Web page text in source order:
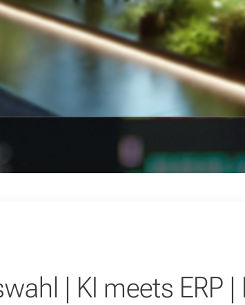
| KI meets ERP